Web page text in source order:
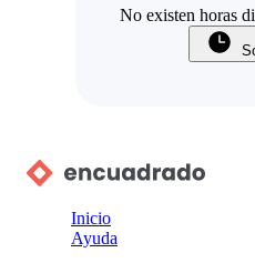
No existen horas
Inicio
Ayuda